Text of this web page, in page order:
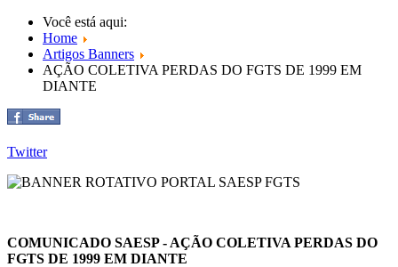
Você está aqui:
Home
Artigos Banners
AÇÃO COLETIVA PERDAS DO FGTS DE 1999 EM
DIANTE
Twitter
COMUNICADO SAESP - AÇÃO COLETIVA PERDAS DO
FGTS DE 1999 EM DIANTE